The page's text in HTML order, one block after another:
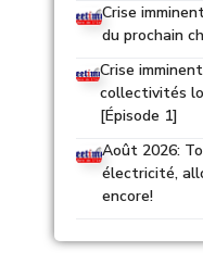
Crise
du prochain
Crise
collectivités
[Épisode 1]
Août 2026:
électricité,
encore!